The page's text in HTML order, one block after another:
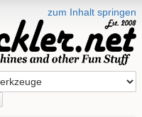
zum Inhalt springen